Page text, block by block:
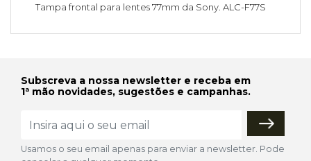
Tampa frontal para lentes 77mm da Sony. ALC-F77S
Subscreva a nossa newsletter e receba em
1ª mão novidades, sugestões e campanhas.
Usamos o seu email apenas para enviar a newsletter. Pode